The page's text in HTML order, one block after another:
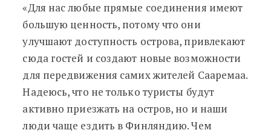
«Для нас любые прямые соединения имеют
большую ценность, потому что они
улучшают доступность острова, привлекают
сюда гостей и создают новые возможности
для передвижения самих жителей Сааремаа.
Надеюсь, что не только туристы будут
активно приезжать на остров, но и наши
люди чаще ездить в Финляндию. Чем